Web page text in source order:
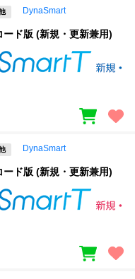
DynaSmart
ド版 (新規・更新兼用)
DynaSmart
ド版 (新規・更新兼用)